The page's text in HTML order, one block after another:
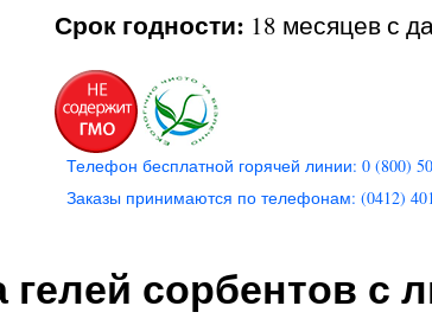
Срок годности: 18 месяцев с
Телефон бесплатной горячей линии: 0 (800)
Заказы принимаются по телефонам: (0412)
гелей сорбентов